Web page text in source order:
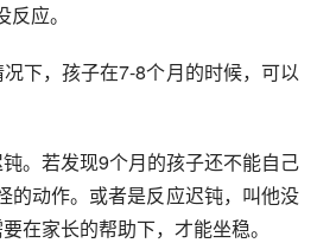
应。
下，孩子在7-8个月的时候，可以
。若发现9个月的孩子还不能自己
的动作。或者是反应迟钝，叫他没
在家长的帮助下，才能坐稳。